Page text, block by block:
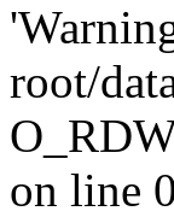
root/
on line